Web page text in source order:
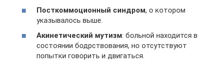
Посткоммоционный синдром, о котором
указывалось выше.
Акинетический мутизм: больной находится в
состоянии бодрствования, но отсутствуют
попытки говорить и двигаться.